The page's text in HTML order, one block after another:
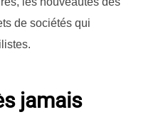
de sociétés qui
jamais